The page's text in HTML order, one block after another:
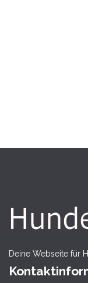
Deine Webseite für